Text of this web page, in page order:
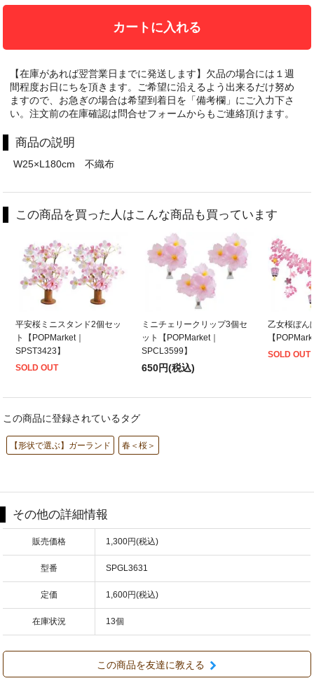
カートに入れる
【在庫があれば翌営業日までに発送します】欠品の場合には１週
間程度お日にちを頂きます。ご希望に沿えるよう出来るだけ努め
ますので、お急ぎの場合は希望到着日を「備考欄」にご入力下さ
い。注文前の在庫確認は問合せフォームからもご連絡頂けます。
商品の説明
W25×L180cm 不織布
この商品を買った人はこんな商品も買っています
平安桜ミニスタンド2個セッ
ト【POPMarket｜
SPST3423】
SOLD OUT
ミニチェリークリップ3個セ
ット【POPMarket｜
SPCL3599】
650円(税込)
乙女桜ぼん
【
SOLD OUT
この商品に登録されているタグ
【形状で選ぶ】ガーランド 春＜桜＞
その他の詳細情報
販売価格 1,300円(税込)
型番 SPGL3631
定価 1,600円(税込)
在庫状況 13個
この商品を友達に教える